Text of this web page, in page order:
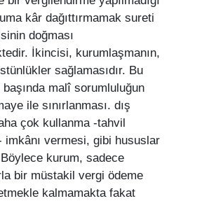
kâr dağıttırmamak sureti
doğması
İkincisi, kurumlaşmanın,
sağlamasıdır. Bu
malî sorumluluğun
ile sınırlanması. dış
çok kullanma -tahvil
imkânı vermesi, gibi hususlar
kurum, sadece
bir müstakil vergi ödeme
kalmamakta fakat